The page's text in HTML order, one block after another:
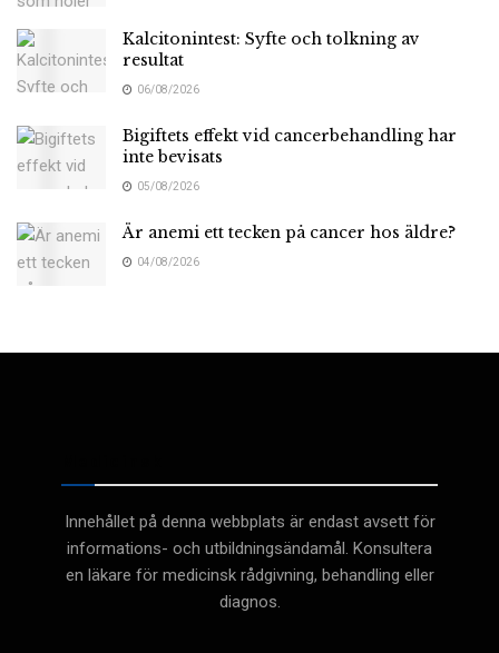
Kalcitonintest: Syfte och tolkning av
resultat
06/08/2026
Bigiftets effekt vid cancerbehandling har
inte bevisats
05/08/2026
Är anemi ett tecken på cancer hos äldre?
04/08/2026
Innehållet på denna webbplats är endast avsett för
informations- och utbildningsändamål. Konsultera
en läkare för medicinsk rådgivning, behandling eller
diagnos.